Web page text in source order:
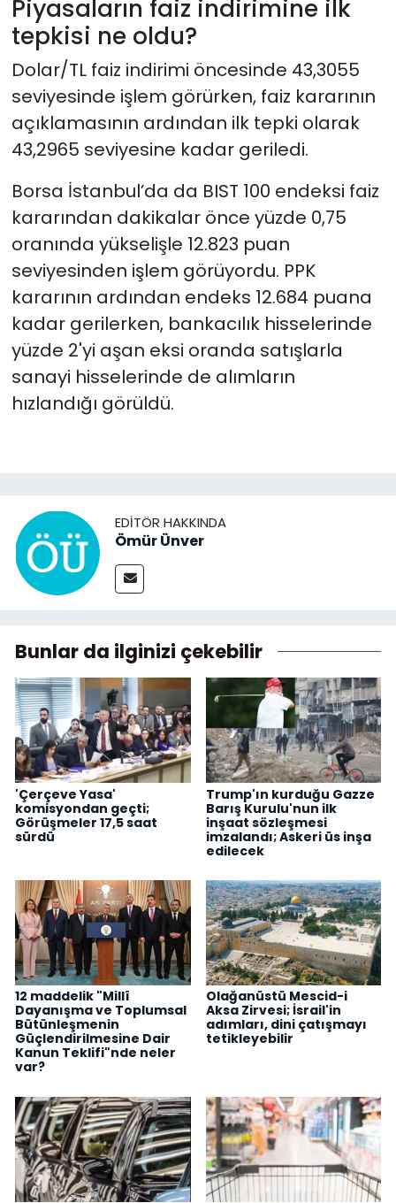
Piyasaların faiz indirimine ilk
tepkisi ne oldu?
Dolar/TL faiz indirimi öncesinde 43,3055
seviyesinde işlem görürken, faiz kararının
açıklamasının ardından ilk tepki olarak
43,2965 seviyesine kadar geriledi.
Borsa İstanbul’da da BIST 100 endeksi faiz
kararından dakikalar önce yüzde 0,75
oranında yükselişle 12.823 puan
seviyesinden işlem görüyordu. PPK
kararının ardından endeks 12.684 puana
kadar gerilerken, bankacılık hisselerinde
yüzde 2'yi aşan eksi oranda satışlarla
sanayi hisselerinde de alımların
hızlandığı görüldü.
EDITÖR HAKKINDA
Ömür Ünver
Bunlar da ilginizi çekebilir
'Çerçeve Yasa'
komisyondan geçti;
Görüşmeler 17,5 saat
sürdü
Trump'ın kurduğu Gazze
Barış Kurulu'nun ilk
inşaat sözleşmesi
imzalandı; Askeri üs inşa
edilecek
12 maddelik "Millî
Dayanışma ve Toplumsal
Bütünleşmenin
Güçlendirilmesine Dair
Kanun Teklifi"nde neler
var?
Olağanüstü Mescid-i
Aksa Zirvesi; İsrail'in
adımları, dini çatışmayı
tetikleyebilir